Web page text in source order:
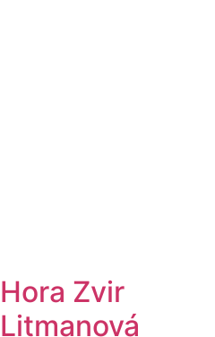
Hora Zvir
Litmanová